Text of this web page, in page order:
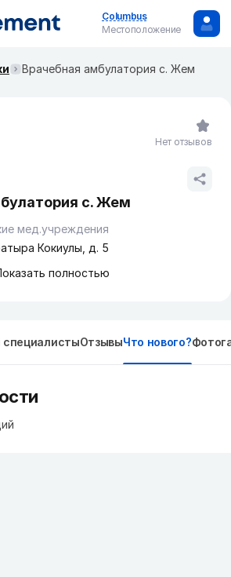
Columbus
Местоположение
Врачебная амбулатория с. Жем
с. Жем
мед.учреждения
Кокиулы, д. 5
полностью
Нет отзывов
специалистыОтзывыЧто нового?